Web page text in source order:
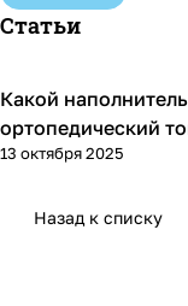
Статьи
Диваны и кресла
Какой
ортопедический
13 октября 2025
Назад к списку